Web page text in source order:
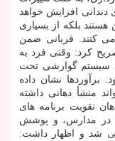
دندانی افزایش خواهد
هستند بلکه از بسیاری
کنند. قربانی ضمن
کرد: وقتی فرد به
سیستم گوارشی تحت
برآوردها نشان داده
منشأ دهانی داشته
تقویت برنامه های
در مدارس، و پوشش
شد و اظهار داشت: